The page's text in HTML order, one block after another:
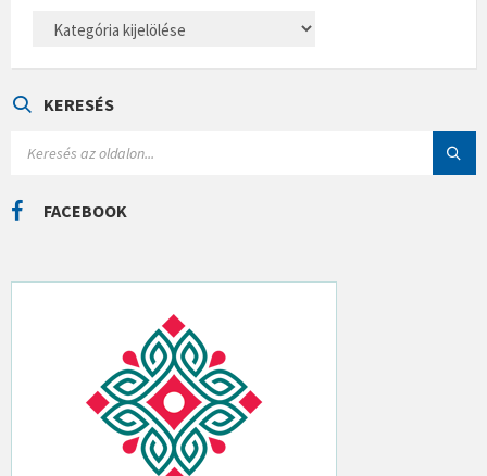
E
Á
KERESÉS
C
H
FACEBOOK